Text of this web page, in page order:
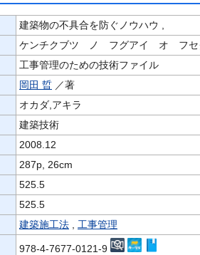
建築物の不具合を防ぐノウハウ ,
ケンチクブツ ノ フグアイ オ フセ
工事管理のための技術ファイル
岡田 晢 ／著
オカダ,アキラ
建築技術
2008.12
287p, 26cm
525.5
525.5
建築施工法
工事管理
978-4-7677-0121-9